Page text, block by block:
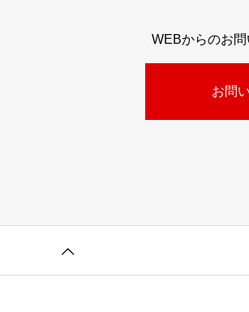
WEBからのお
お問